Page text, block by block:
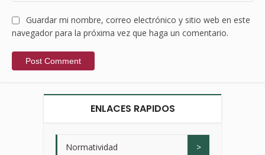
Guardar mi nombre, correo electrónico y sitio web en este
navegador para la próxima vez que haga un comentario.
ENLACES RAPIDOS
Normatividad >